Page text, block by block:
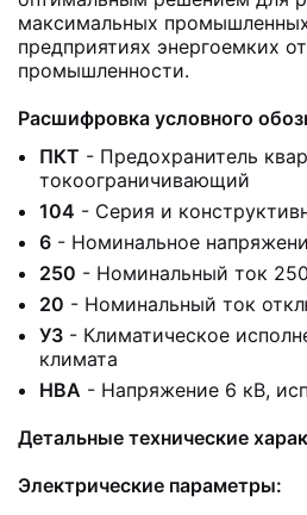
максимальных
предприятиях энергоемких
промышленности.
Расшифровка условного
ПКТ - Предохранитель
токоограничивающий
104 - Серия и
6 - Номинальное
250 - Номинальный ток
20 - Номинальный ток
У3 - Климатическое
климата
НВА - Напряжение 6 кВ,
Детальные технические
Электрические параметры: